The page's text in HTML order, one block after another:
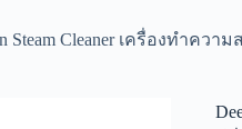
Steam Cleaner เครื่องทำค